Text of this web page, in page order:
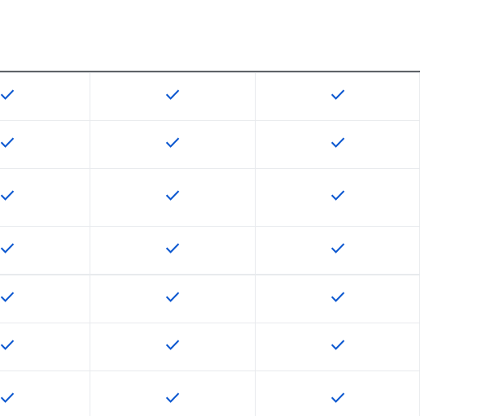
该 SKU 提供此功能
check 该 SKU 提供此功能
check 该 SKU 提供此功能
check
该 SKU 提供此功能
check 该 SKU 提供此功能
check 该 SKU 提供此功能
check
该 SKU 提供此功能
check 该 SKU 提供此功能
check 该 SKU 提供此功能
check
该 SKU 提供此功能
check 该 SKU 提供此功能
check 该 SKU 提供此功能
check
该 SKU 提供此功能
check 该 SKU 提供此功能
check 该 SKU 提供此功能
check
该 SKU 提供此功能
check 该 SKU 提供此功能
check 该 SKU 提供此功能
check
该 SKU 提供此功能
check 该 SKU 提供此功能
check 该 SKU 提供此功能
check